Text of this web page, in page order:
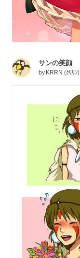
サンの笑顔
by KRRN (ｸﾘﾘﾝ)